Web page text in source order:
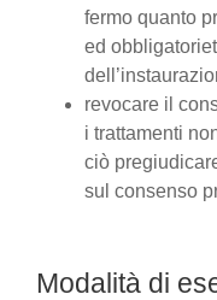
fermo quanto
ed
revocare il
i trattamenti
ciò
sul consenso
Modalità di